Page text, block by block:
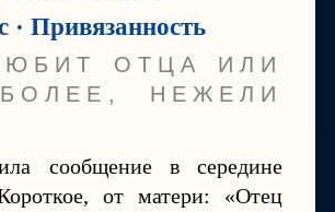
· Привязанность
ОТЦА ИЛИ
НЕЖЕЛИ
сообщение в середине
от матери: «Отец